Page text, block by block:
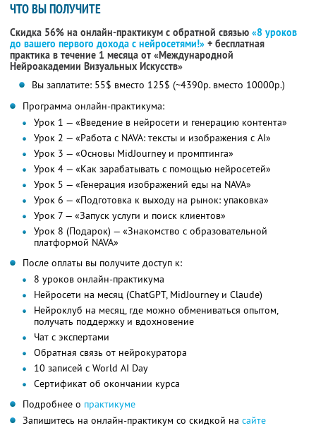
ЧТО ВЫ ПОЛУЧИТЕ
Скидка 56% на онлайн-практикум с обратной связью «8 уроков
до вашего первого дохода с нейросетями!» + бесплатная
практика в течение 1 месяца от «Международной
Нейроакадемии Визуальных Искусств»
Вы заплатите: 55$ вместо 125$ (~4390р. вместо 10000р.)
Программа онлайн-практикума:
Урок 1 — «Введение в нейросети и генерацию контента»
Урок 2 — «Работа с NAVA: тексты и изображения с AI»
Урок 3 — «Основы MidJourney и промптинга»
Урок 4 — «Как зарабатывать с помощью нейросетей»
Урок 5 — «Генерация изображений еды на NAVA»
Урок 6 — «Подготовка к выходу на рынок: упаковка»
Урок 7 — «Запуск услуги и поиск клиентов»
Урок 8 (Подарок) — «Знакомство с образовательной
платформой NAVA»
После оплаты вы получите доступ к:
8 уроков онлайн-практикума
Нейросети на месяц (ChatGPT, MidJourney и Claude)
Нейроклуб на месяц, где можно обмениваться опытом,
получать поддержку и вдохновение
Чат с экспертами
Обратная связь от нейрокуратора
10 записей с World AI Day
Сертификат об окончании курса
Подробнее о практикуме
Запишитесь на онлайн-практикум со скидкой на сайте